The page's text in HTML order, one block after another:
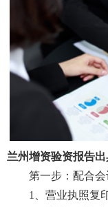
兰州增资验资报告
第一步：配合会
1、营业执照复印